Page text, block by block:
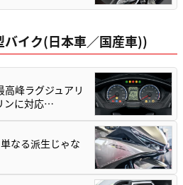
イク(日本車／国産車))
峰ラグジュアリ
ンに対応…
なる派生じゃな